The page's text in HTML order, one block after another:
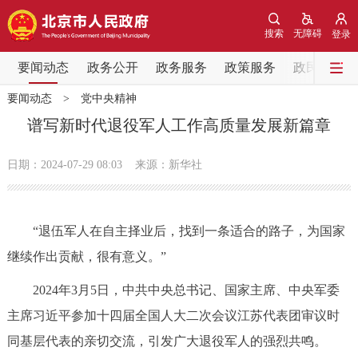
登录
无障碍
搜索
要闻动态 政务公开 政务服务 政策服务 政民互动
要闻动态
党中央精神
政务公开
市领导 机构职能 政策服务
要闻动态> 党中央精神
谱写新时代退役军人工作高质量发展新篇章
日期：2024-07-29 08:03 来源：新华社
“退伍军人在自主择业后，找到一条适合的路子，为国家
继续作出贡献，很有意义。”
2024年3月5日，中共中央总书记、国家主席、中央军委
主席习近平参加十四届全国人大二次会议江苏代表团审议时
同基层代表的亲切交流，引发广大退役军人的强烈共鸣。